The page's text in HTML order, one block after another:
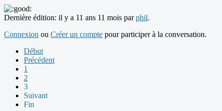
Dernière édition: il y a 11 ans 11 mois parphil.
Connexion ou Créer un compte pour participer à la conversation.
Début
Précédent
1
2
3
Suivant
Fin